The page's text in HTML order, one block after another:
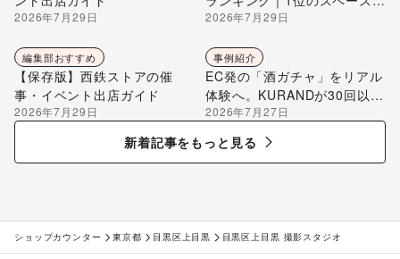
2026年7月29日
編集部が解説
2026年7月29日
編集部おすすめ
【保存版】西鉄ストアの催
事・イベント出店ガイド
2026年7月29日
事例紹介
EC発の「酒ガチャ」をリアル
体験へ。KURANDが30回以上
のポップアップ出店で届け
る“新しいお酒との出会い”
2026年7月27日
新着記事をもっと見る
ショップカウンター 東京都 目黒区上目黒 目黒区上目黒 撮影スタジオ